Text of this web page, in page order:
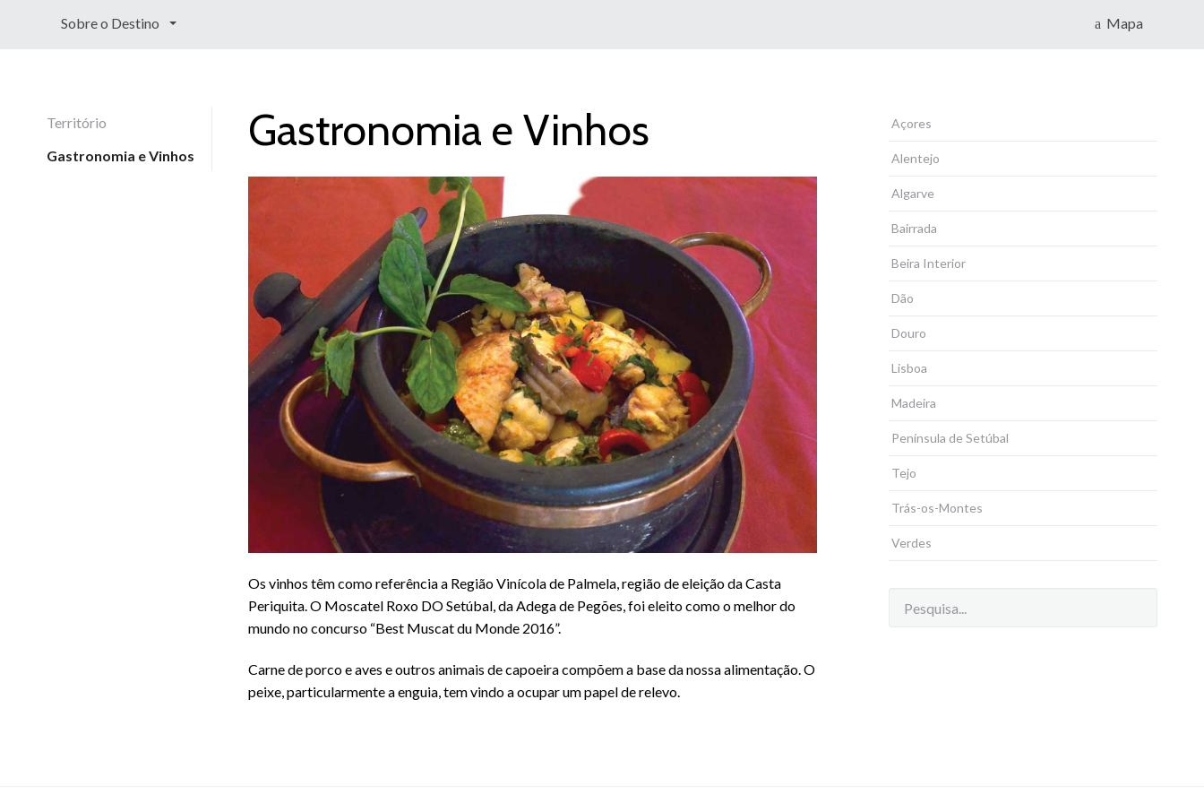
Sobre o Destino Mapa
Território
Gastronomia e Vinhos
Gastronomia e Vinhos
Os vinhos têm como referência a Região Vinícola de Palmela, região de eleição da Casta
Periquita. O Moscatel Roxo DO Setúbal, da Adega de Pegões, foi eleito como o melhor do
mundo no concurso “Best Muscat du Monde 2016”.
Carne de porco e aves e outros animais de capoeira compõem a base da nossa alimentação. O
peixe, particularmente a enguia, tem vindo a ocupar um papel de relevo.
Açores
Alentejo
Algarve
Bairrada
Beira Interior
Dão
Douro
Lisboa
Madeira
Península de Setúbal
Tejo
Trás-os-Montes
Verdes